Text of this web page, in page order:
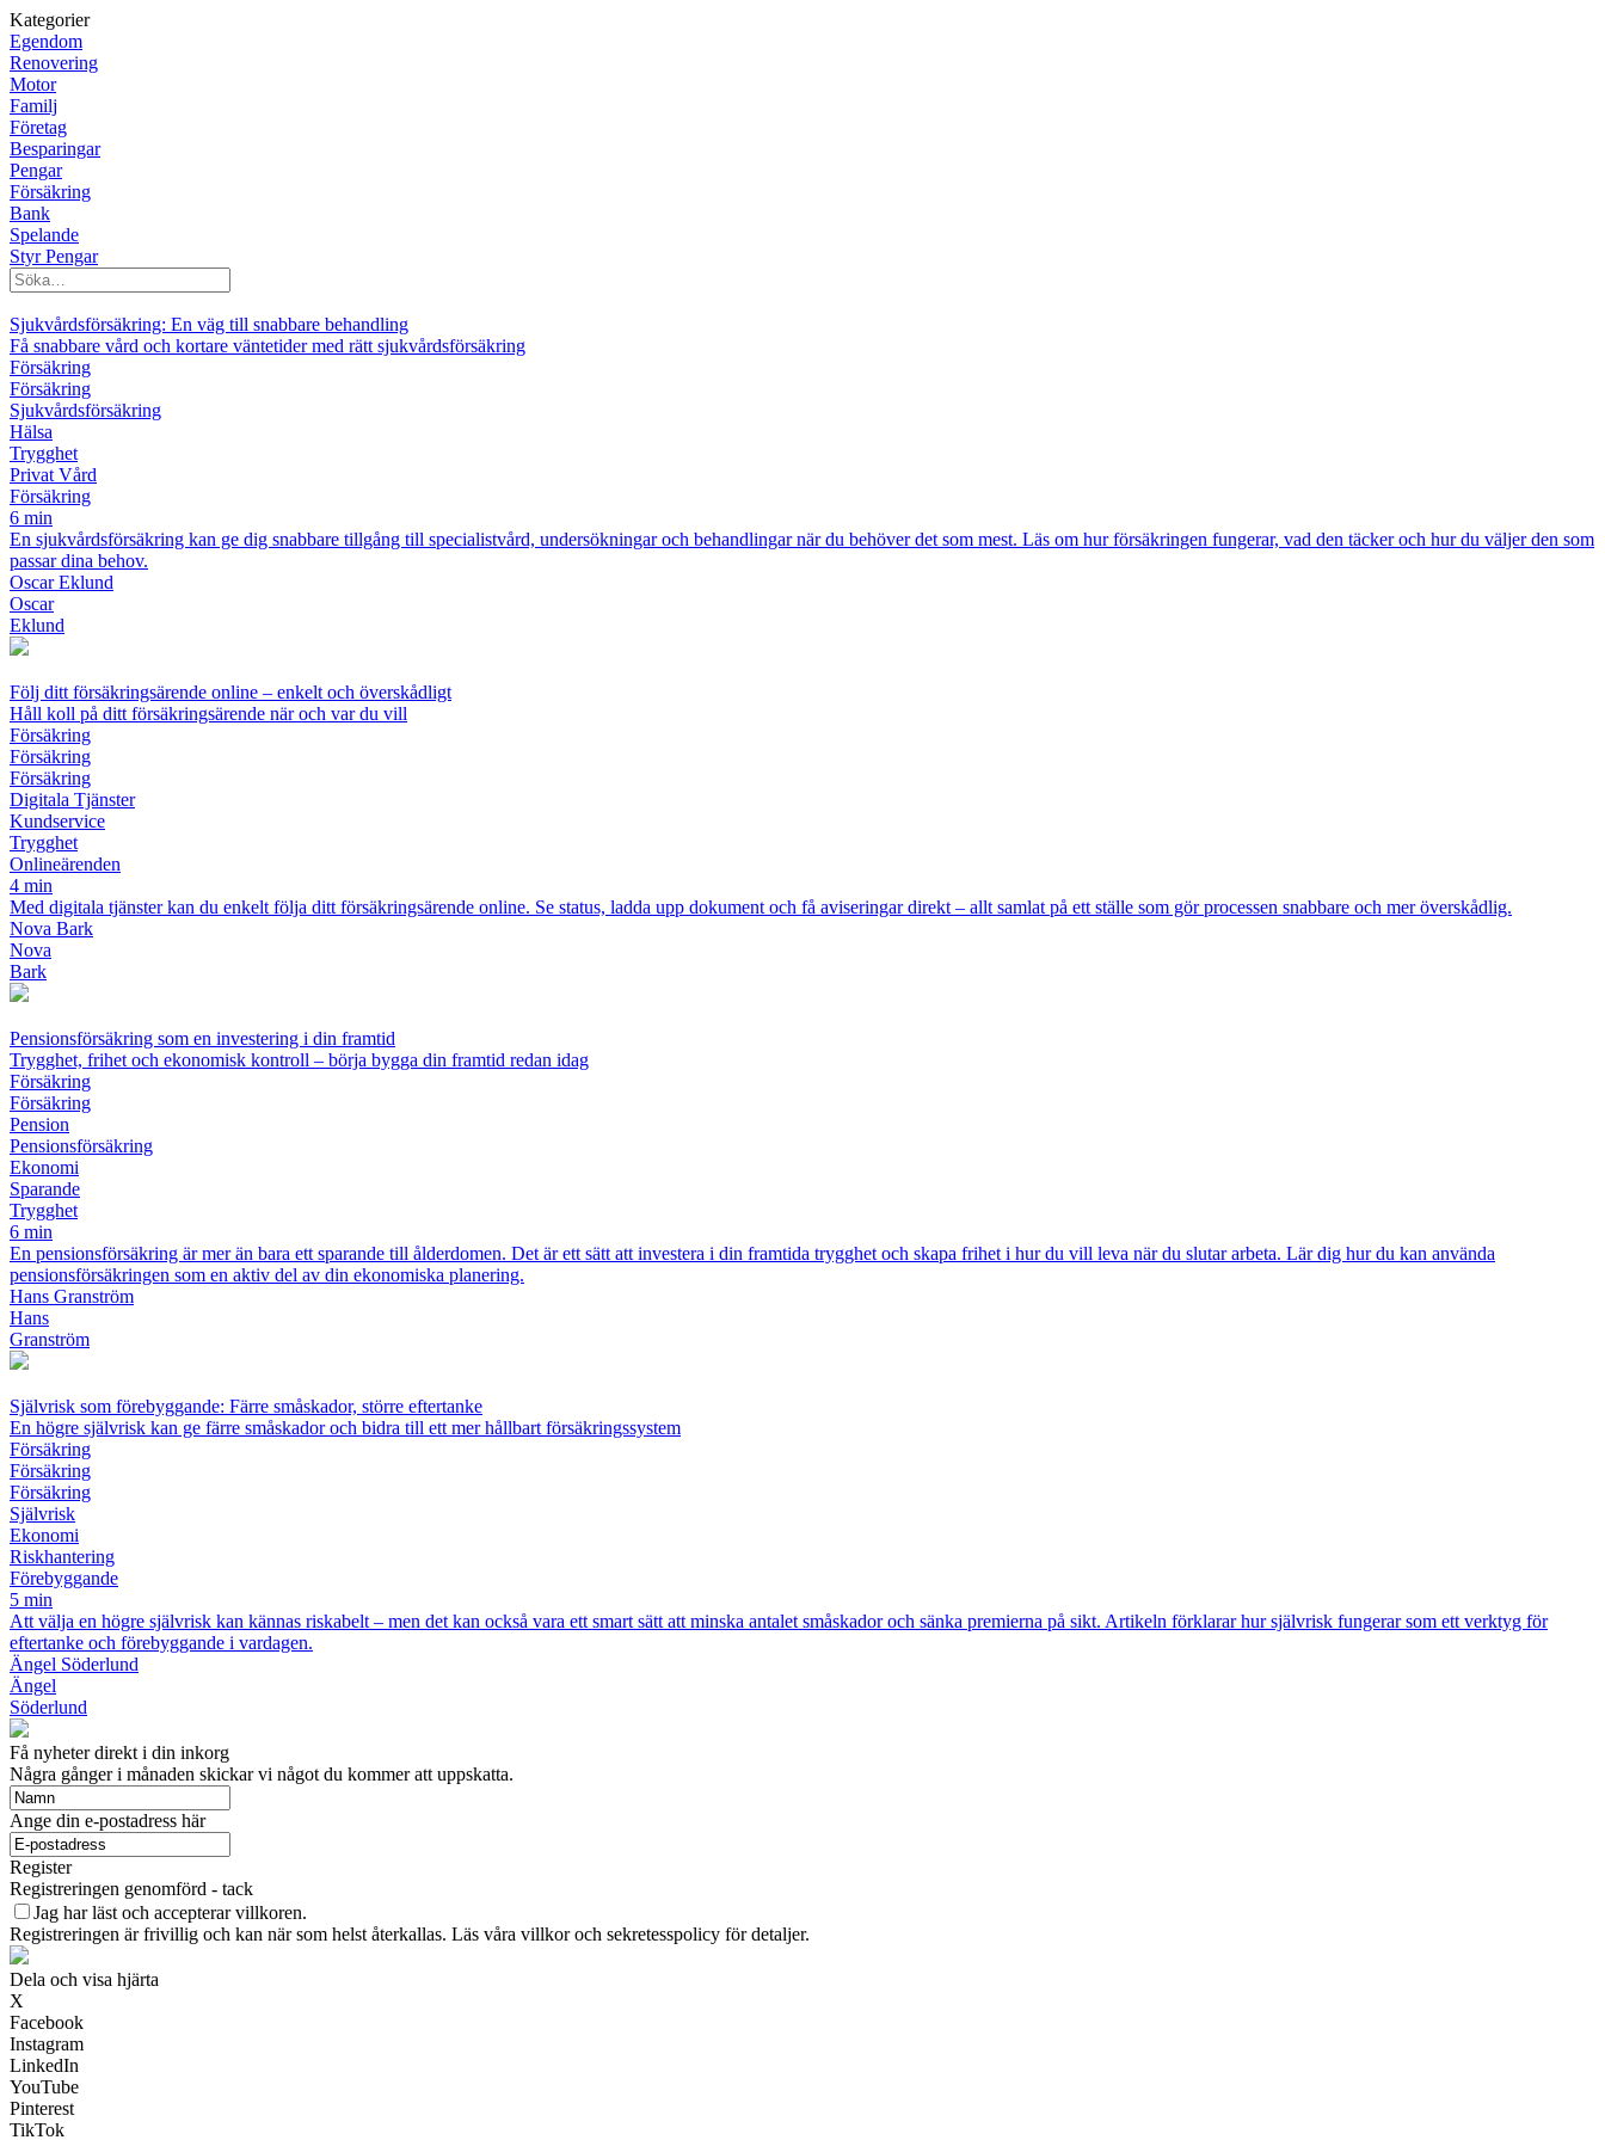
Kategorier
Egendom
Renovering
Motor
Familj
Företag
Besparingar
Pengar
Försäkring
Bank
Spelande
Styr Pengar
Sjukvårdsförsäkring: En väg till snabbare behandling
Få snabbare vård och kortare väntetider med rätt sjukvårdsförsäkring
Försäkring
Försäkring
Sjukvårdsförsäkring
Hälsa
Trygghet
Privat Vård
Försäkring
6 min
En sjukvårdsförsäkring kan ge dig snabbare tillgång till specialistvård, undersökningar och behandlingar när du behöver det som mest. Läs om hur försäkringen fungerar, vad den täcker och hur du väljer den som
passar dina behov.
Oscar Eklund
Oscar
Eklund
Följ ditt försäkringsärende online – enkelt och överskådligt
Håll koll på ditt försäkringsärende när och var du vill
Försäkring
Försäkring
Försäkring
Digitala Tjänster
Kundservice
Trygghet
Onlineärenden
4 min
Med digitala tjänster kan du enkelt följa ditt försäkringsärende online. Se status, ladda upp dokument och få aviseringar direkt – allt samlat på ett ställe som gör processen snabbare och mer överskådlig.
Nova Bark
Nova
Bark
Pensionsförsäkring som en investering i din framtid
Trygghet, frihet och ekonomisk kontroll – börja bygga din framtid redan idag
Försäkring
Försäkring
Pension
Pensionsförsäkring
Ekonomi
Sparande
Trygghet
6 min
En pensionsförsäkring är mer än bara ett sparande till ålderdomen. Det är ett sätt att investera i din framtida trygghet och skapa frihet i hur du vill leva när du slutar arbeta. Lär dig hur du kan använda
pensionsförsäkringen som en aktiv del av din ekonomiska planering.
Hans Granström
Hans
Granström
Självrisk som förebyggande: Färre småskador, större eftertanke
En högre självrisk kan ge färre småskador och bidra till ett mer hållbart försäkringssystem
Försäkring
Försäkring
Försäkring
Självrisk
Ekonomi
Riskhantering
Förebyggande
5 min
Att välja en högre självrisk kan kännas riskabelt – men det kan också vara ett smart sätt att minska antalet småskador och sänka premierna på sikt. Artikeln förklarar hur självrisk fungerar som ett verktyg för
eftertanke och förebyggande i vardagen.
Ängel Söderlund
Ängel
Söderlund
Få nyheter direkt i din inkorg
Några gånger i månaden skickar vi något du kommer att uppskatta.
Ange din e-postadress här
Register
Registreringen genomförd - tack
Jag har läst och accepterar villkoren.
Registreringen är frivillig och kan när som helst återkallas. Läs våra villkor och sekretesspolicy för detaljer.
Dela och visa hjärta
X
Facebook
Instagram
LinkedIn
YouTube
Pinterest
TikTok